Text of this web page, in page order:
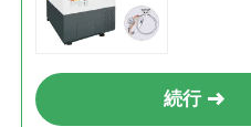
続行